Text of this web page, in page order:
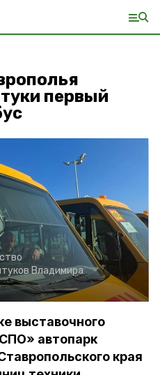
первый
Владимира
выставочного
автопарк
края